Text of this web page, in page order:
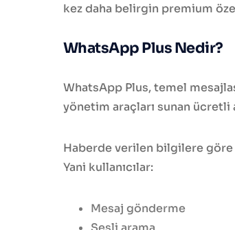
kez daha belirgin premium
WhatsApp Plus Nedir?
WhatsApp Plus, temel
yönetim araçları sunan
Haberde verilen bilgilere
Yani kullanıcılar:
Mesaj gönderme